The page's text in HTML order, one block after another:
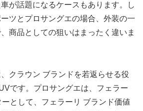
が話題になるケースもあります。し
ツとプロサングエの場合、外装の一
商品としての狙いはまったく違いま
クラウン ブランドを若返らせる役
です。プロサングエは、フェラー
として、フェラーリ ブランド価値